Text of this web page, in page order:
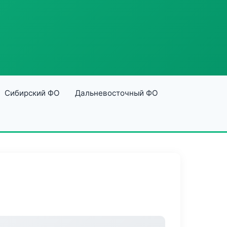
Сибирский ФО Дальневосточный ФО